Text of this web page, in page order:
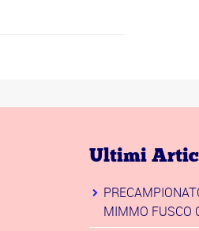
Ultimi
MIMMO FUSCO